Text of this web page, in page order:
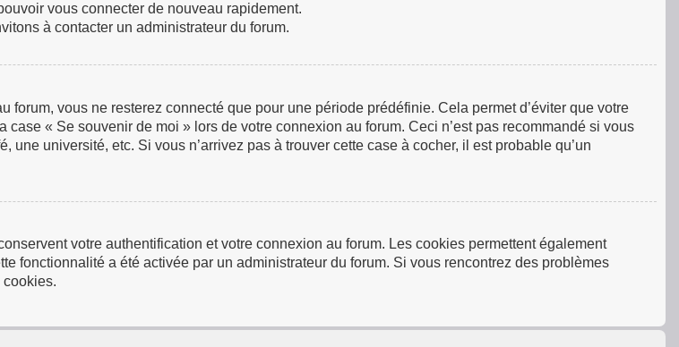
vous connecter de nouveau rapidement.
à contacter un administrateur du forum.
vous ne resterez connecté que pour une période prédéfinie. Cela permet d’éviter que votre
« Se souvenir de moi » lors de votre connexion au forum. Ceci n’est pas recommandé si vous
université, etc. Si vous n’arrivez pas à trouver cette case à cocher, il est probable qu’un
votre authentification et votre connexion au forum. Les cookies permettent également
fonctionnalité a été activée par un administrateur du forum. Si vous rencontrez des problèmes
cookies.